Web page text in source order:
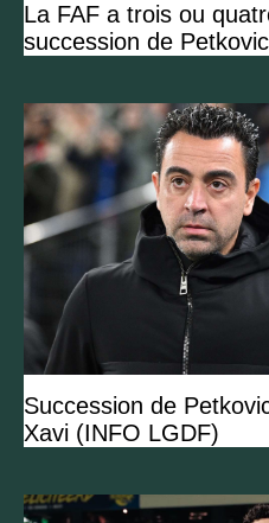
La FAF a trois ou
succession de Petkovic
Succession de
Xavi (INFO LGDF)